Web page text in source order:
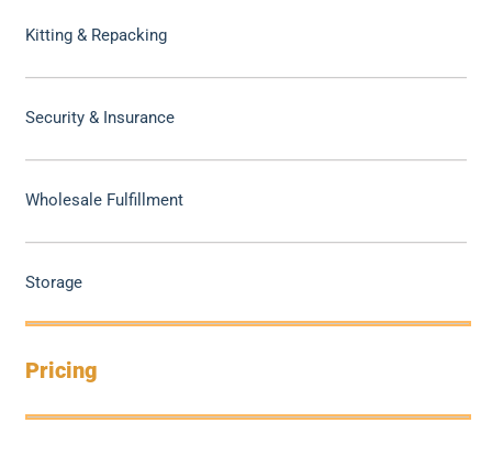
Kitting & Repacking
Security & Insurance
Wholesale Fulfillment
Storage
Pricing